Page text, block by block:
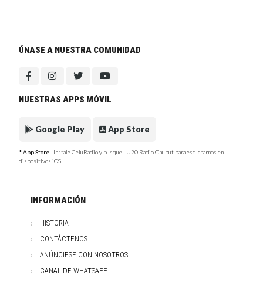
ÚNASE A NUESTRA COMUNIDAD
NUESTRAS APPS MÓVIL
Google Play App Store
* App Store- Instale CeluRadio y busque LU20 Radio Chubut para escucharnos en
dispositivos iOS
INFORMACIÓN
HISTORIA
CONTÁCTENOS
ANÚNCIESE CON NOSOTROS
CANAL DE WHATSAPP